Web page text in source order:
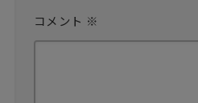
コメント ※